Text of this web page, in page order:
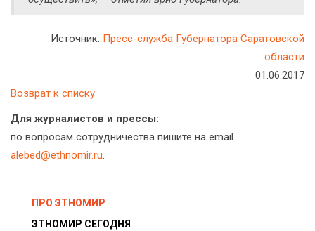
Источник: Пресс-служба Губернатора Саратовской
области
01.06.2017
Возврат к списку
Для журналистов и прессы:
по вопросам сотрудничества пишите на email
alebed@ethnomir.ru.
ПРО ЭТНОМИР
ЭТНОМИР СЕГОДНЯ